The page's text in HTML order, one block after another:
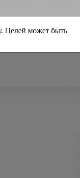
Целей может быть